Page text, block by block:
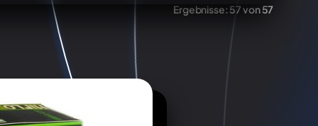
Ergebnisse: 57 von 57